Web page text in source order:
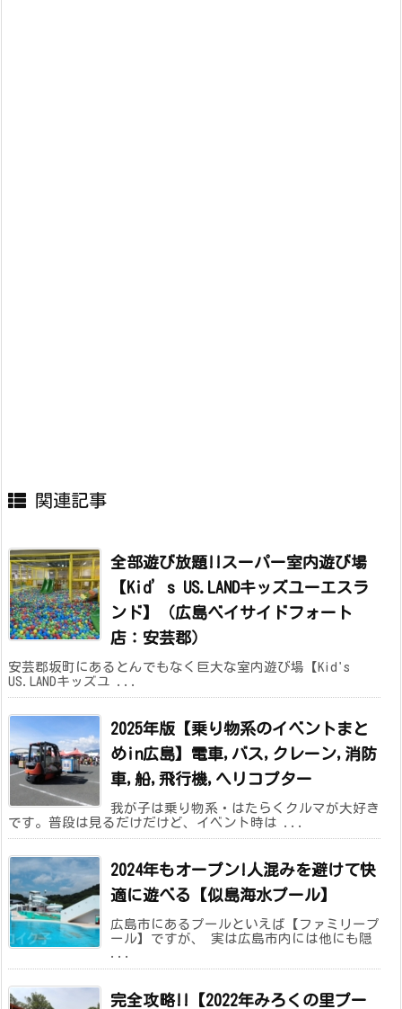
関連記事
全部遊び放題!!スーパー室内遊び場
【Kid’s US.LANDキッズユーエスラ
ンド】（広島ベイサイドフォート
店：安芸郡）
安芸郡坂町にあるとんでもなく巨大な室内遊び場【Kid's
US.LANDキッズユ ...
2025年版【乗り物系のイベントまと
めin広島】電車,バス,クレーン,消防
車,船,飛行機,ヘリコプター
我が子は乗り物系・はたらくクルマが大好き
です。普段は見るだけだけど、イベント時は ...
2024年もオープン!人混みを避けて快
適に遊べる【似島海水プール】
広島市にあるプールといえば【ファミリープ
ール】ですが、 実は広島市内には他にも隠
完全攻略!!【2022年みろくの里プー